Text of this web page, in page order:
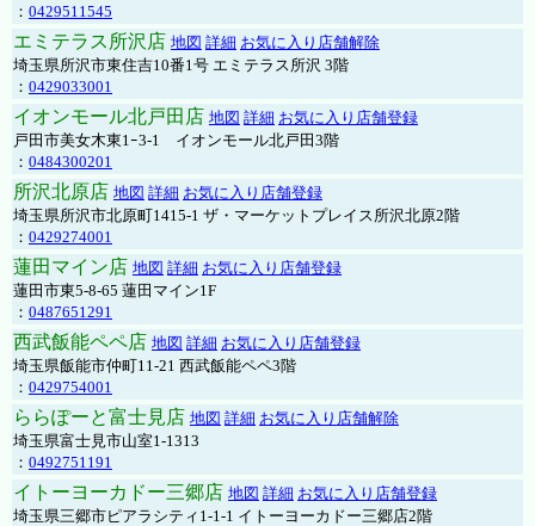
： 0429511545
エミテラス所沢店 地図 詳細 お気に入り店舗解除
埼玉県所沢市東住吉10番1号 エミテラス所沢 3階
： 0429033001
イオンモール北戸田店 地図 詳細 お気に入り店舗登録
戸田市美女木東1ｰ3‐1 イオンモール北戸田3階
： 0484300201
所沢北原店 地図 詳細 お気に入り店舗登録
埼玉県所沢市北原町1415-1 ザ・マーケットプレイス所沢北原2階
： 0429274001
蓮田マイン店 地図 詳細 お気に入り店舗登録
蓮田市東5-8-65 蓮田マイン1F
： 0487651291
西武飯能ペペ店 地図 詳細 お気に入り店舗登録
埼玉県飯能市仲町11-21 西武飯能ペペ3階
： 0429754001
ららぽーと富士見店 地図 詳細 お気に入り店舗解除
埼玉県富士見市山室1-1313
： 0492751191
イトーヨーカドー三郷店 地図 詳細 お気に入り店舗登録
埼玉県三郷市ピアラシティ1-1-1 イトーヨーカドー三郷店2階